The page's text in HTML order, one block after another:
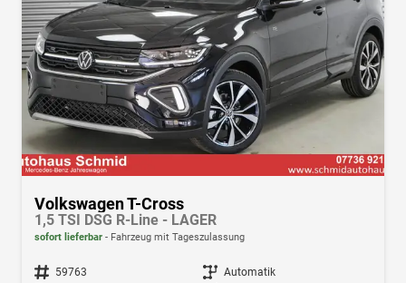
Volkswagen T-Cross
1,5 TSI DSG R-Line - LAGER
sofort lieferbar Fahrzeug mit Tageszulassung
Fahrzeugnr. 59763 Getriebe Automatik